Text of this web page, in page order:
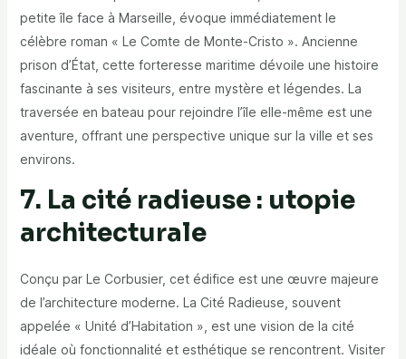
petite île face à Marseille, évoque immédiatement le
célèbre roman « Le Comte de Monte-Cristo ». Ancienne
prison d’État, cette forteresse maritime dévoile une histoire
fascinante à ses visiteurs, entre mystère et légendes. La
traversée en bateau pour rejoindre l’île elle-même est une
aventure, offrant une perspective unique sur la ville et ses
environs.
7. La cité radieuse : utopie
architecturale
Conçu par Le Corbusier, cet édifice est une œuvre majeure
de l’architecture moderne. La Cité Radieuse, souvent
appelée « Unité d’Habitation », est une vision de la cité
idéale où fonctionnalité et esthétique se rencontrent. Visiter